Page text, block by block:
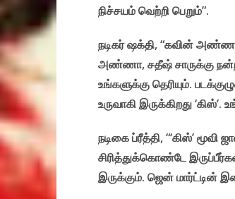
நிச்சயம் வெற்றி பெறும்”.
நடிகர் ஷக்தி, “கவின்
அண்ணா, சதீஷ் சாருக்கு
உங்களுக்கு தெரியும்.
உருவாகி இருக்கிறது
நடிகை ப்ரீத்தி, “‘கிஸ்’
சிரித்துக்கொண்டே
இருக்கும். ஜென் மார்ட்டின்